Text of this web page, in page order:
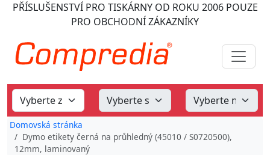
PŘÍSLUŠENSTVÍ PRO TISKÁRNY OD ROKU 2006POUZE
PRO OBCHODNÍ ZÁKAZNÍKY
Domovská stránka
Dymo etikety černá na průhledný (45010 / S0720500),
12mm, laminovaný